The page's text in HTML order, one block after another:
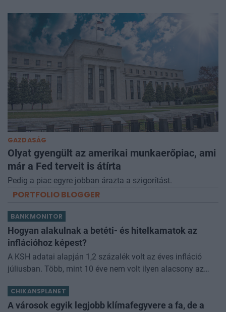
GAZDASÁG
Olyat gyengült az amerikai munkaerőpiac, ami
már a Fed terveit is átírta
Pedig a piac egyre jobban árazta a szigorítást.
PORTFOLIO BLOGGER
BANKMONITOR
Hogyan alakulnak a betéti- és hitelkamatok az
inflációhoz képest?
A KSH adatai alapján 1,2 százalék volt az éves infláció
júliusban. Több, mint 10 éve nem volt ilyen alacsony az
adathoz képest hogyan alakul
CHIKANSPLANET
A városok egyik legjobb klímafegyvere a fa, de a